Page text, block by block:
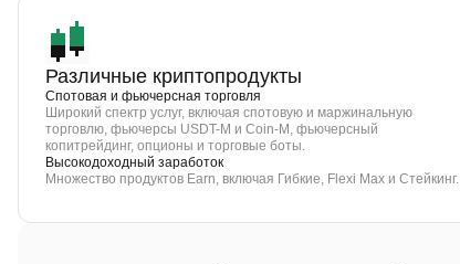
Различные криптопродукты
Спотовая и фьючерсная торговля
Широкий спектр услуг, включая спотовую и маржинальную
торговлю, фьючерсы USDT-M и Coin-M, фьючерсный
копитрейдинг, опционы и торговые боты.
Высокодоходный заработок
Множество продуктов Earn, включая Гибкие, Flexi Max и Стейкинг.